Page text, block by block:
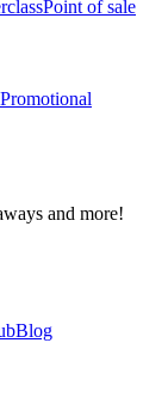
Point of sale
Promotional
and more!
Blog